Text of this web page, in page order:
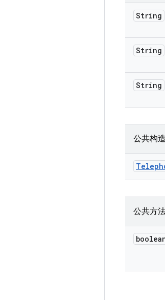
String
String
String
公共构
公共方